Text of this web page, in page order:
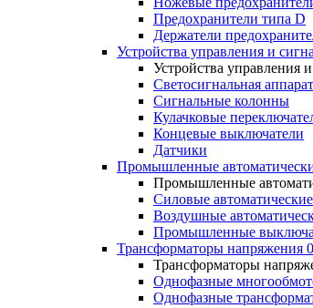
Предохранители типа D
Держатели
Устройства управления и
Устройства управления
Светосигнальная
Сигнальные колонны
Кулачковые
Концевые выключатели
Датчики
Промышленные
Промышленные
Силовые
Воздушные
Промышленные
Трансформаторы напряжения
Трансформаторы
Однофазные
Однофазные